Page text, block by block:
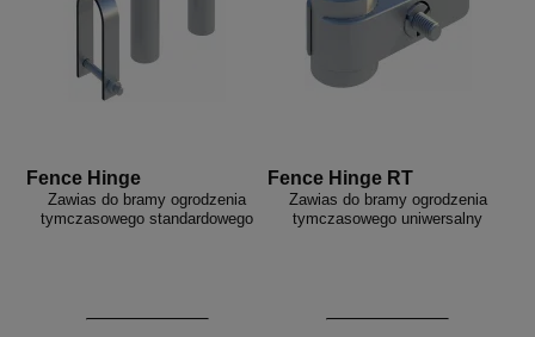
Fence Hinge
Zawias do bramy ogrodzenia
tymczasowego standardowego
Fence Hinge RT
Zawias do bramy ogrodzenia
tymczasowego uniwersalny